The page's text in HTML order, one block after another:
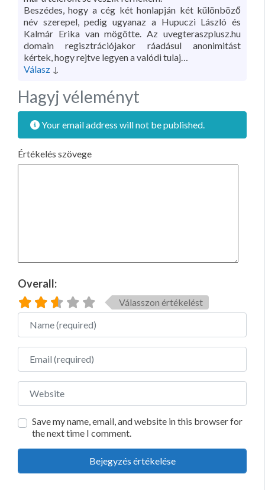
Beszédes, hogy a cég két honlapján két különböző
név szerepel, pedig ugyanaz a Hupuczi László és
Kalmár Erika van mögötte. Az uvegteraszplusz.hu
domain regisztrációjakor ráadásul anonimitást
kértek, hogy rejtve legyen a valódi tulaj…
Válasz ↓
Hagyj véleményt
Your email address will not be published.
Értékelés szövege
Overall:
Válasszon értékelést
Name
Email
Website
Save my name, email, and website in this browser for
the next time I comment.